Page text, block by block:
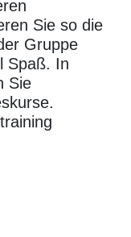
Sie so die
Gruppe
Spaß. In
Sie